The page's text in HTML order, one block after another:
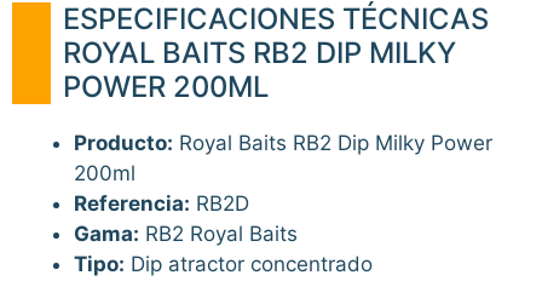
ESPECIFICACIONES TÉCNICAS
ROYAL BAITS RB2 DIP MILKY
POWER 200ML
Producto: Royal Baits RB2 Dip Milky Power
200ml
Referencia: RB2D
Gama: RB2 Royal Baits
Tipo: Dip atractor concentrado